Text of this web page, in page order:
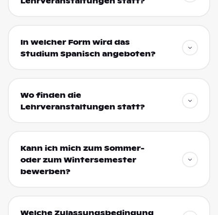
In welcher Form wird das
Studium Spanisch angeboten?
Wo finden die
Lehrveranstaltungen statt?
Kann ich mich zum Sommer-
oder zum Wintersemester
bewerben?
Welche Zulassungsbedingung